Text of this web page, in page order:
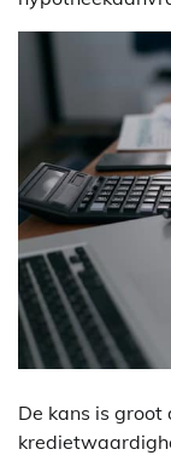
De kans is groot